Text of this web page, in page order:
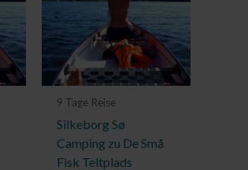
9 Tage Reise
Silkeborg Sø
Camping zu De Små
Fisk Teltplads